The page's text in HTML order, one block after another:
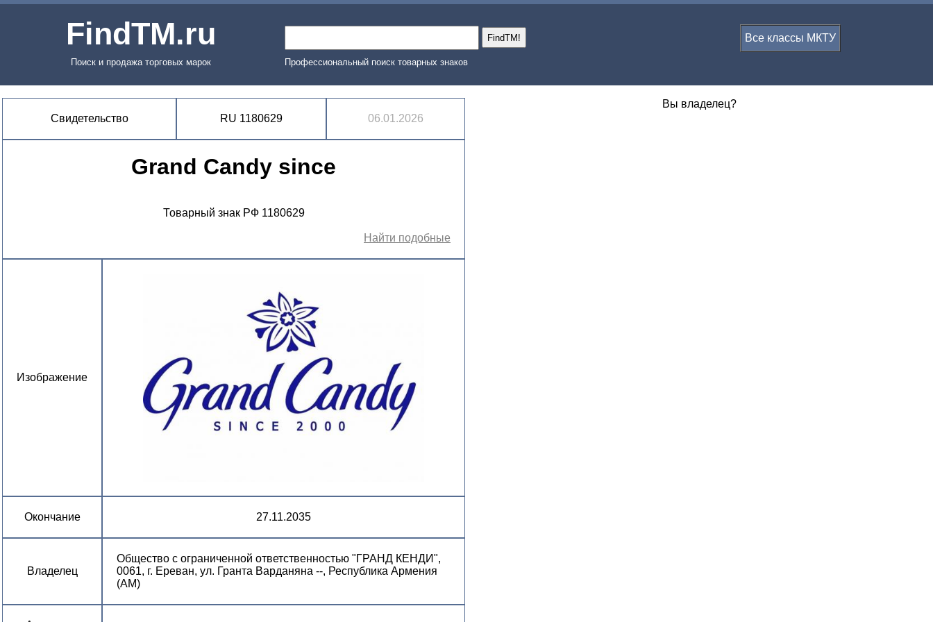
FindTM.ru Все классы МКТУ
Поиск и продажа торговых марок Профессиональный поиск товарных знаков
Свидетельство RU 1180629 06.01.2026
Grand Candy since
Товарный знак РФ 1180629
Найти подобные
Изображение
Окончание 27.11.2035
Владелец
Общество с ограниченной ответственностью "ГРАНД КЕНДИ",
0061, г. Ереван, ул. Гранта Варданяна --, Республика Армения
(AM)
Вы владелец?